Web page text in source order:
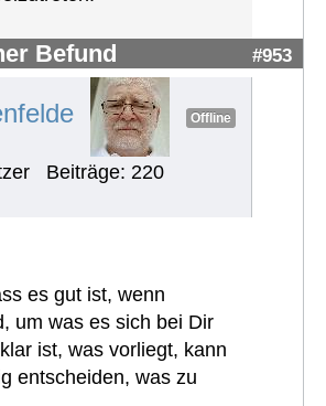
Befund #953
Offline
Beiträge: 220
es gut ist, wenn
um was es sich bei Dir
ist, was vorliegt, kann
entscheiden, was zu